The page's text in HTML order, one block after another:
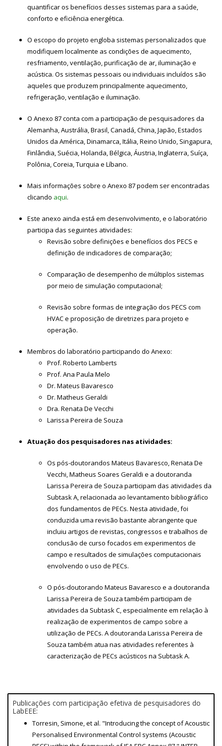
quantificar os benefícios desses sistemas para a saúde,
conforto e eficiência energética.
O escopo do projeto engloba sistemas personalizados que
modifiquem localmente as condições de aquecimento,
resfriamento, ventilação, purificação de ar, iluminação e
acústica. Os sistemas pessoais ou individuais incluídos são
aqueles que produzem principalmente aquecimento,
refrigeração, ventilação e iluminação.
O Anexo 87 conta com a participação de pesquisadores da
Alemanha, Austrália, Brasil, Canadá, China, Japão, Estados
Unidos da América, Dinamarca, Itália, Reino Unido, Singapura,
Finlândia, Suécia, Holanda, Bélgica, Áustria, Inglaterra, Suíça,
Polônia, Coreia, Turquia e Líbano.
Mais informações sobre o Anexo 87 podem ser encontradas
clicando aqui.
Este anexo ainda está em desenvolvimento, e o laboratório
participa das seguintes atividades:
Revisão sobre definições e benefícios dos PECS e
definição de indicadores de comparação;
Comparação de desempenho de múltiplos sistemas
por meio de simulação computacional;
Revisão sobre formas de integração dos PECS com
HVAC e proposição de diretrizes para projeto e
operação.
Membros do laboratório participando do Anexo:
Prof. Roberto Lamberts
Prof. Ana Paula Melo
Dr. Mateus Bavaresco
Dr. Matheus Geraldi
Dra. Renata De Vecchi
Larissa Pereira de Souza
Atuação dos pesquisadores nas atividades:
Os pós-doutorandos Mateus Bavaresco, Renata De
Vecchi, Matheus Soares Geraldi e a doutoranda
Larissa Pereira de Souza participam das atividades da
Subtask A, relacionada ao levantamento bibliográfico
dos fundamentos de PECs. Nesta atividade, foi
conduzida uma revisão bastante abrangente que
incluiu artigos de revistas, congressos e trabalhos de
conclusão de curso focados em experimentos de
campo e resultados de simulações computacionais
envolvendo o uso de PECs.
O pós-doutorando Mateus Bavaresco e a doutoranda
Larissa Pereira de Souza também participam de
atividades da Subtask C, especialmente em relação à
realização de experimentos de campo sobre a
utilização de PECs. A doutoranda Larissa Pereira de
Souza também atua nas atividades referentes à
caracterização de PECs acústicos na Subtask A.
Publicações com participação efetiva de pesquisadores do
LabEEE:
Torresin, Simone, et al. "Introducing the concept of Acoustic
Personalised Environmental Control systems (Acoustic